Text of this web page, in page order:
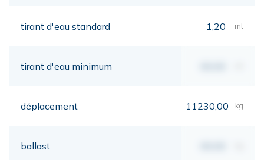
tirant d'eau standard 1,20 mt
tirant d'eau minimum
déplacement 11230,00 kg
ballast